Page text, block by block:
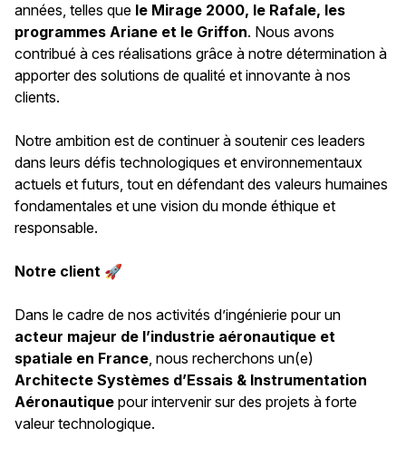
années, telles que le Mirage 2000, le Rafale, les
programmes Ariane et le Griffon. Nous avons
contribué à ces réalisations grâce à notre détermination à
apporter des solutions de qualité et innovante à nos
clients.
Notre ambition est de continuer à soutenir ces leaders
dans leurs défis technologiques et environnementaux
actuels et futurs, tout en défendant des valeurs humaines
fondamentales et une vision du monde éthique et
responsable.
Notre client 🚀
Dans le cadre de nos activités d’ingénierie pour un
acteur majeur de l’industrie aéronautique et
spatiale en France, nous recherchons un(e)
Architecte Systèmes d’Essais & Instrumentation
Aéronautique pour intervenir sur des projets à forte
valeur technologique.